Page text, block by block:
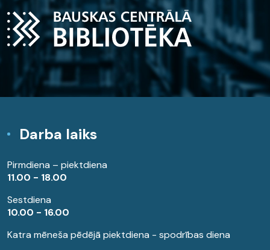
Darba laiks
Pirmdiena – piektdiena
11.00 - 18.00
Sestdiena
10.00 - 16.00
Katra mēneša pēdējā piektdiena - spodrības diena